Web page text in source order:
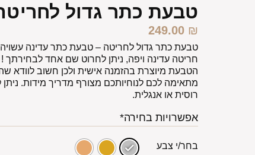
טבעת כתר גדול
249.00 ₪
חריטה עדינה ויפה, ניתן לחרוט שם אחד לבחירתך !
הטבעת מיוצרת בהזמנה אישית ולכן חשוב לוודא
מתאימה לכם לנוחיותכם מצורף מדריך מידות.
רוסית או אנגלית.
אפשרויות בחירה*
בחר/י צבע